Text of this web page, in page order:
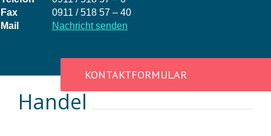
Fax
0911 / 518 57 – 40
Mail
Nachricht senden
KONTAKTFORMULAR
Handel